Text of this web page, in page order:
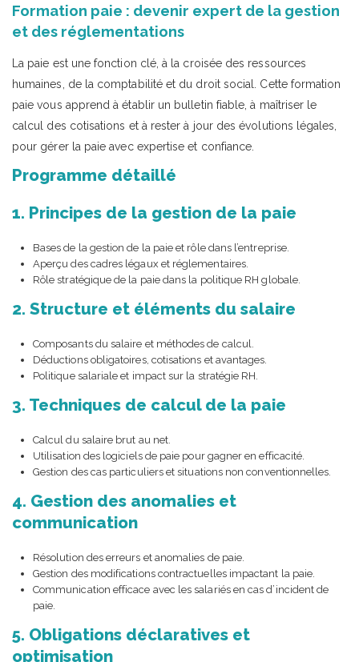
Formation paie : devenir expert de la gestion
et des réglementations
La paie est une fonction clé, à la croisée des ressources
humaines, de la comptabilité et du droit social. Cette formation
paie vous apprend à établir un bulletin fiable, à maîtriser le
calcul des cotisations et à rester à jour des évolutions légales,
pour gérer la paie avec expertise et confiance.
Programme détaillé
1. Principes de la gestion de la paie
Bases de la gestion de la paie et rôle dans l’entreprise.
Aperçu des cadres légaux et réglementaires.
Rôle stratégique de la paie dans la politique RH globale.
2. Structure et éléments du salaire
Composants du salaire et méthodes de calcul.
Déductions obligatoires, cotisations et avantages.
Politique salariale et impact sur la stratégie RH.
3. Techniques de calcul de la paie
Calcul du salaire brut au net.
Utilisation des logiciels de paie pour gagner en efficacité.
Gestion des cas particuliers et situations non conventionnelles.
4. Gestion des anomalies et
communication
Résolution des erreurs et anomalies de paie.
Gestion des modifications contractuelles impactant la paie.
Communication efficace avec les salariés en cas d’incident de
paie.
5. Obligations déclaratives et
optimisation